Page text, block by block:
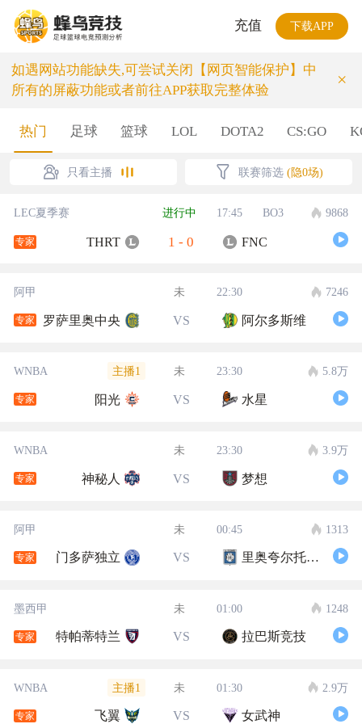
充值 下载APP
如遇网站功能缺失,可尝试关闭【网页智能保护】中
所有的屏蔽功能或者前往APP获取完整体验
×
热门 足球 篮球 LOL DOTA2 CS:GO
只看主播 联赛筛选 (隐0场)
LEC夏季赛 进行中 17:45 BO3 9868
专家 THRT 1 - 0 FNC
阿甲 未 22:30 7246
专家 罗萨里奥中央 VS 阿尔多斯维
WNBA 主播1 未 23:30 5.8万
专家 阳光 VS 水星
WNBA 未 23:30 3.9万
专家 神秘人 VS 梦想
阿甲 未 00:45 1313
专家 门多萨独立 VS 里奥夸尔托学生队
墨西甲 未 01:00 1248
专家 特帕蒂特兰 VS 拉巴斯竞技
WNBA 主播1 未 01:30 2.9万
专家 飞翼 VS 女武神